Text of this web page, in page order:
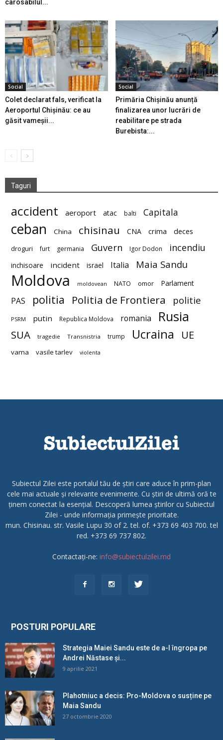
carosabilul...
Social
Colet declarat fals, verificat la
Aeroportul Chișinău: ce au
găsit vameșii...
Social
Primăria Chișinău anunță
finalizarea unor lucrări de
reabilitare pe strada
Burebista:...
Taguri
accident aeroport atac balti Capitala
ceban China chisinau CNA crima deces
droguri furt germania Guvern Igor Dodon incendiu
inchisoare incident israel Italia Maia Sandu
Moldova moldovean NATO omor Parlament
PAS politia Politia de Frontiera politie
PSRM putin Republica Moldova romania Rusia
SUA tragedie Transnistria trump Ucraina UE
vama vasile tarlev violenta
Subiectul Zilei este portalul tău de știri care aduce în prim-plan
cele mai actuale și relevante evenimente. Cu știri de ultimă oră te
ținem conectat la esențial. Descoperă lumea știrilor cu Subiectul
Zilei - unde informația primește prioritate.
mun. Chisinau. str. Vasile Lupu 30 of 2. tel. of. +373 69 403 700. tel
red. +373 69 737 802.
Contactați-ne: info@subiectulzilei.md
POSTURI POPULARE
Strategia Maiei Sandu este de a-l îngropa pe
Andrei Năstase și...
9 aprilie 2021
Plahotniuc a decis: Pro-Moldova o susține pe
Maia Sandu
27 octombrie 2020